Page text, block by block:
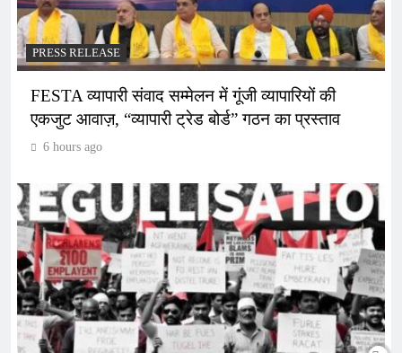
PRESS RELEASE
FESTA व्यापारी संवाद सम्मेलन में गूंजी व्यापारियों की
एकजुट आवाज़, “व्यापारी ट्रेड बोर्ड” गठन का प्रस्ताव
6 hours ago